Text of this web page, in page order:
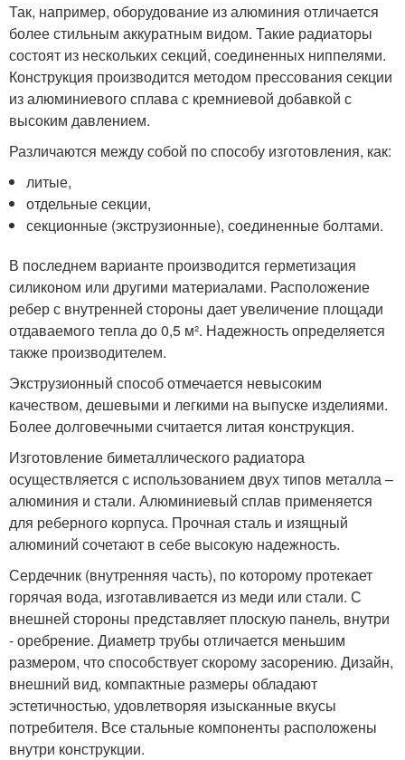
Так, например, оборудование из алюминия отличается
более стильным аккуратным видом. Такие радиаторы
состоят из нескольких секций, соединенных ниппелями.
Конструкция производится методом прессования секции
из алюминиевого сплава с кремниевой добавкой с
высоким давлением.
Различаются между собой по способу изготовления, как:
литые,
отдельные секции,
секционные (экструзионные), соединенные болтами.
В последнем варианте производится герметизация
силиконом или другими материалами. Расположение
ребер с внутренней стороны дает увеличение площади
отдаваемого тепла до 0,5 м². Надежность определяется
также производителем.
Экструзионный способ отмечается невысоким
качеством, дешевыми и легкими на выпуске изделиями.
Более долговечными считается литая конструкция.
Изготовление биметаллического радиатора
осуществляется с использованием двух типов металла –
алюминия и стали. Алюминиевый сплав применяется
для реберного корпуса. Прочная сталь и изящный
алюминий сочетают в себе высокую надежность.
Сердечник (внутренняя часть), по которому протекает
горячая вода, изготавливается из меди или стали. С
внешней стороны представляет плоскую панель, внутри
- оребрение. Диаметр трубы отличается меньшим
размером, что способствует скорому засорению. Дизайн,
внешний вид, компактные размеры обладают
эстетичностью, удовлетворяя изысканные вкусы
потребителя. Все стальные компоненты расположены
внутри конструкции.